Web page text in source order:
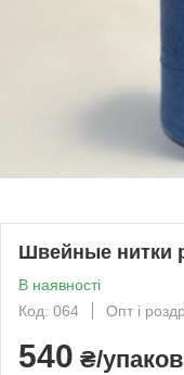
Швейные нитки
В наявності
Код: 064
Опт і
540 ₴/